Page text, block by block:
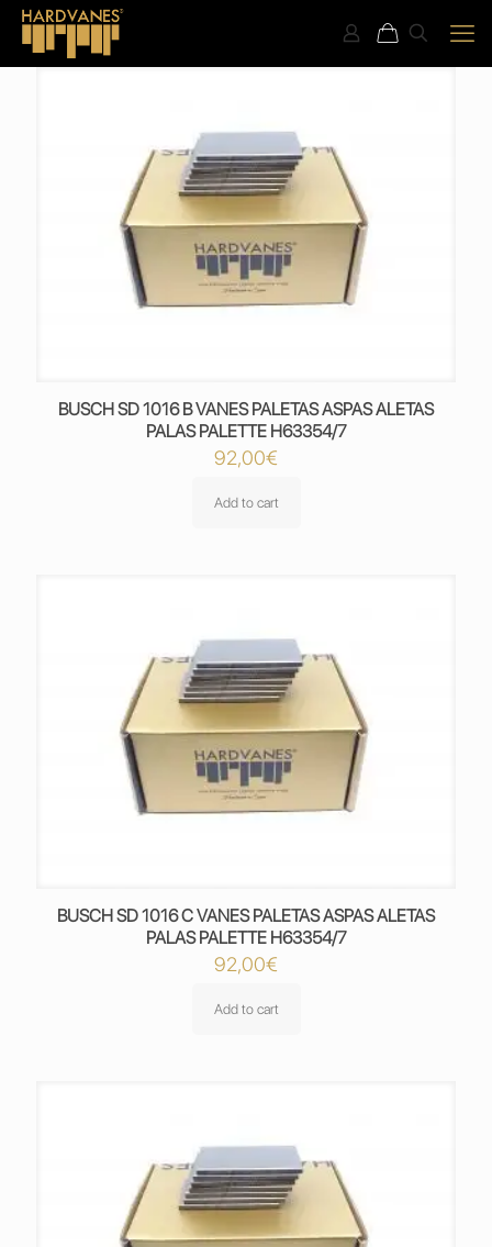
BUSCH SD 1016 B VANES PALETAS ASPAS ALETAS
PALAS PALETTE H63354/7
92,00€
Add to cart
BUSCH SD 1016 C VANES PALETAS ASPAS ALETAS
PALAS PALETTE H63354/7
92,00€
Add to cart